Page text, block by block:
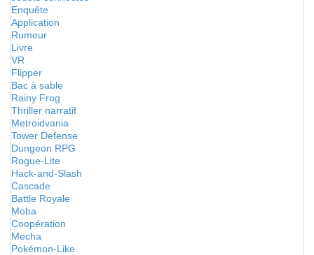
Enquête
Application
Rumeur
Livre
VR
Flipper
Bac à sable
Rainy Frog
Thriller narratif
Metroidvania
Tower Defense
Dungeon RPG
Rogue-Lite
Hack-and-Slash
Cascade
Battle Royale
Moba
Coopération
Mecha
Pokémon-Like